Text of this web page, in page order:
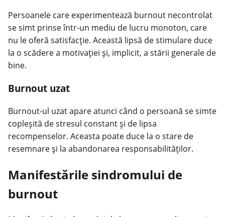
Persoanele care experimentează burnout necontrolat
se simt prinse într-un mediu de lucru monoton, care
nu le oferă satisfacție. Această lipsă de stimulare duce
la o scădere a motivației și, implicit, a stării generale de
bine.
Burnout uzat
Burnout-ul uzat apare atunci când o persoană se simte
copleșită de stresul constant și de lipsa
recompenselor. Aceasta poate duce la o stare de
resemnare și la abandonarea responsabilităților.
Manifestările sindromului de
burnout